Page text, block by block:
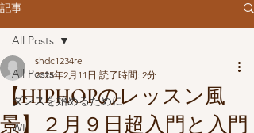
記事
All Posts
ダンスを始めるために
WE
All Posts
【HIPHOPのレッスン風
景】２月９日超入門と入門
shdc1234re
2025年2月11日 読了時間: 2分